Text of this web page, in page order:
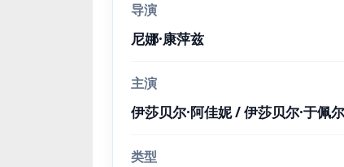
导演
尼娜·康萍兹
主演
伊莎贝尔·阿佳妮 / 伊莎贝尔·于
类型